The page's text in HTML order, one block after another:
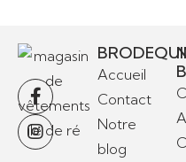
Accueil
Contact
Notre
blog